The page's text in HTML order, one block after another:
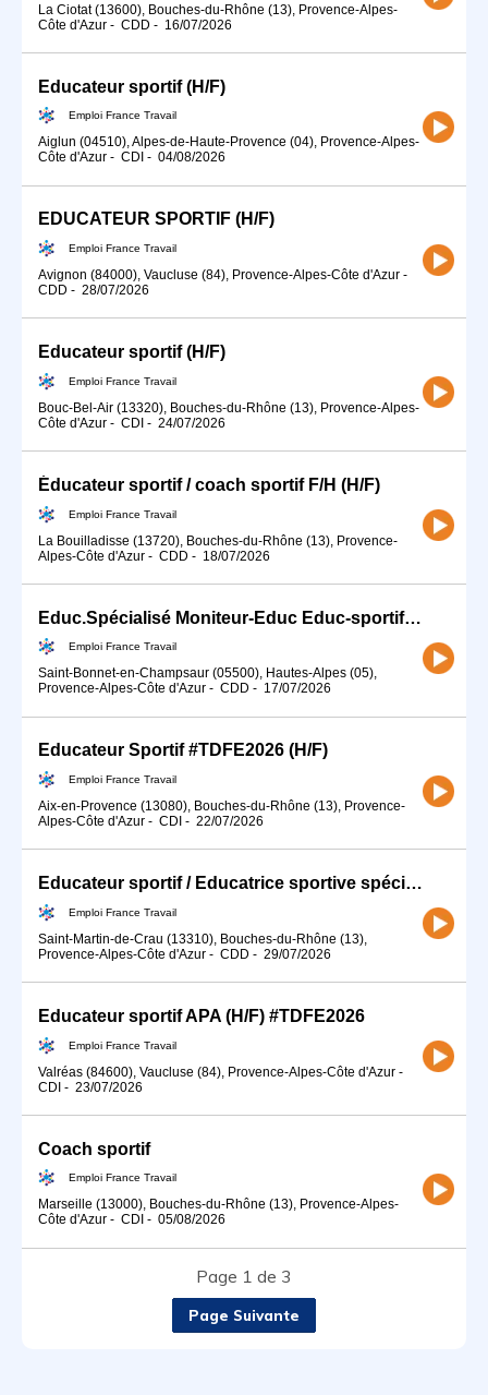
La Ciotat (13600), Bouches-du-Rhône (13), Provence-Alpes-
Côte d'Azur - CDD - 16/07/2026
Educateur sportif (H/F)
Emploi France Travail
Aiglun (04510), Alpes-de-Haute-Provence (04), Provence-Alpes-
Côte d'Azur - CDI - 04/08/2026
EDUCATEUR SPORTIF (H/F)
Emploi France Travail
Avignon (84000), Vaucluse (84), Provence-Alpes-Côte d'Azur -
CDD - 28/07/2026
Educateur sportif (H/F)
Emploi France Travail
Bouc-Bel-Air (13320), Bouches-du-Rhône (13), Provence-Alpes-
Côte d'Azur - CDI - 24/07/2026
Éducateur sportif / coach sportif F/H (H/F)
Emploi France Travail
La Bouilladisse (13720), Bouches-du-Rhône (13), Provence-
Alpes-Côte d'Azur - CDD - 18/07/2026
Educ.Spécialisé Moniteur-Educ Educ-sportif AES Moniteur A. animat (H/F)
Emploi France Travail
Saint-Bonnet-en-Champsaur (05500), Hautes-Alpes (05),
Provence-Alpes-Côte d'Azur - CDD - 17/07/2026
Educateur Sportif #TDFE2026 (H/F)
Emploi France Travail
Aix-en-Provence (13080), Bouches-du-Rhône (13), Provence-
Alpes-Côte d'Azur - CDI - 22/07/2026
Educateur sportif / Educatrice sportive spécialisé(e) en activité (H/F)
Emploi France Travail
Saint-Martin-de-Crau (13310), Bouches-du-Rhône (13),
Provence-Alpes-Côte d'Azur - CDD - 29/07/2026
Educateur sportif APA (H/F) #TDFE2026
Emploi France Travail
Valréas (84600), Vaucluse (84), Provence-Alpes-Côte d'Azur -
CDI - 23/07/2026
Coach sportif
Emploi France Travail
Marseille (13000), Bouches-du-Rhône (13), Provence-Alpes-
Côte d'Azur - CDI - 05/08/2026
Page 1 de 3
Page Suivante